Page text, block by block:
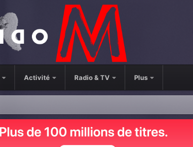
Activité Radio & TV Plus